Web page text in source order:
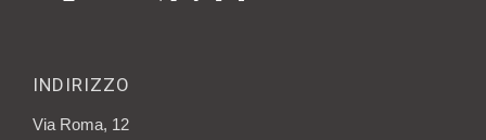
INDIRIZZO
Via Roma, 12